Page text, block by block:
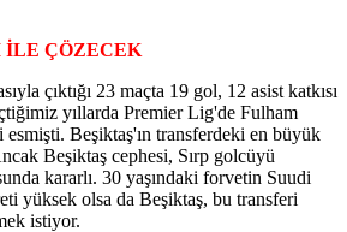
İLE ÇÖZECEK
çıktığı 23 maçta 19 gol, 12 asist katkısı
yıllarda Premier Lig'de Fulham
esmişti. Beşiktaş'ın transferdeki en büyük
Beşiktaş cephesi, Sırp golcüyü
kararlı. 30 yaşındaki forvetin Suudi
yüksek olsa da Beşiktaş, bu transferi
istiyor.